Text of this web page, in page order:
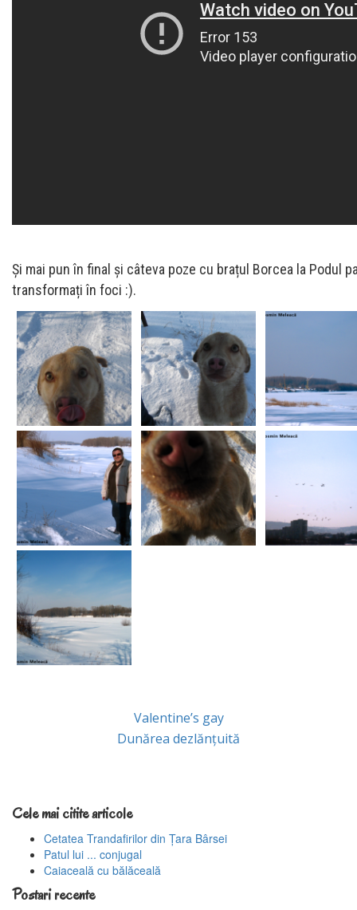
Și mai pun în final și câteva poze cu brațul Borcea la Podul
transformați în foci :).
Articolul
anterior:
Valentine’s gay
Articolul
Dunărea dezlănțuită
Cele mai citite articole
Cetatea Trandafirilor din Țara Bârsei
Patul lui ... conjugal
Caiaceală cu bălăceală
Postari recente